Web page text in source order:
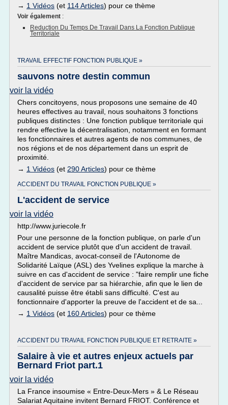
→ 1 Vidéos (et 114 Articles) pour ce thème
Voir également :
Reduction Du Temps De Travail Dans La Fonction Publique
Territoriale
TRAVAIL EFFECTIF FONCTION PUBLIQUE »
sauvons notre destin commun
voir la vidéo
Chers concitoyens, nous proposons une semaine de 40
heures effectives au travail, nous souhaitons 3 fonctions
publiques distinctes : Une fonction publique territoriale qui
rendre effective la décentralisation, notamment en formant
les fonctionnaires et autres agents de nos communes, de
nos régions et de nos département dans un esprit de
proximité.
→ 1 Vidéos (et 290 Articles) pour ce thème
ACCIDENT DU TRAVAIL FONCTION PUBLIQUE »
L'accident de service
voir la vidéo
http://www.juriecole.fr
Pour une personne de la fonction publique, on parle d'un
accident de service plutôt que d'un accident de travail.
Maître Mandicas, avocat-conseil de l'Autonome de
Solidarité Laïque (ASL) des Yvelines explique la marche à
suivre en cas d'accident de service : "faire remplir une fiche
d'accident de service par sa hiérarchie, afin que le lien de
causalité puisse être établi sans difficulté. C'est au
fonctionnaire d'apporter la preuve de l'accident et de sa...
→ 1 Vidéos (et 160 Articles) pour ce thème
ACCIDENT DU TRAVAIL FONCTION PUBLIQUE ET RETRAITE »
Salaire à vie et autres enjeux actuels par
Bernard Friot part.1
voir la vidéo
La France insoumise « Entre-Deux-Mers » & Le Réseau
Salariat Aquitaine invitent Bernard FRIOT. Conférence et